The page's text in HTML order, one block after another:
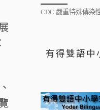
CDC 嚴重特殊傳染
有得雙語中